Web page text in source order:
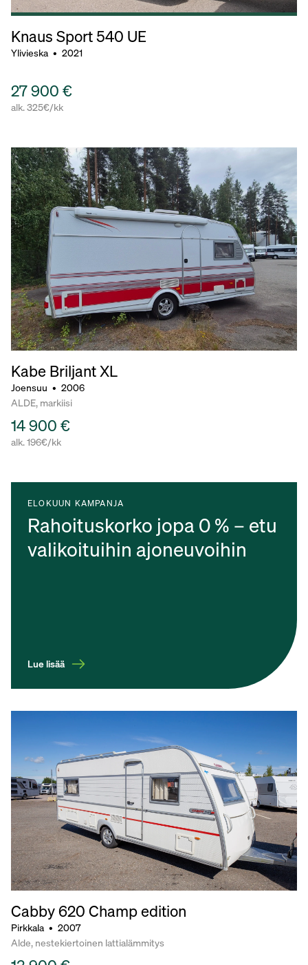
Knaus Sport540 UE
Ylivieska • 2021
27 900 €
alk. 325€/kk
Kabe BriljantXL
Joensuu • 2006
ALDE, markiisi
14 900 €
alk. 196€/kk
ELOKUUN KAMPANJA
Rahoituskorko jopa 0 % – etu
valikoituihin ajoneuvoihin
Lue lisää
Cabby 620 Champ edition
Pirkkala • 2007
Alde, nestekiertoinen lattialämmitys